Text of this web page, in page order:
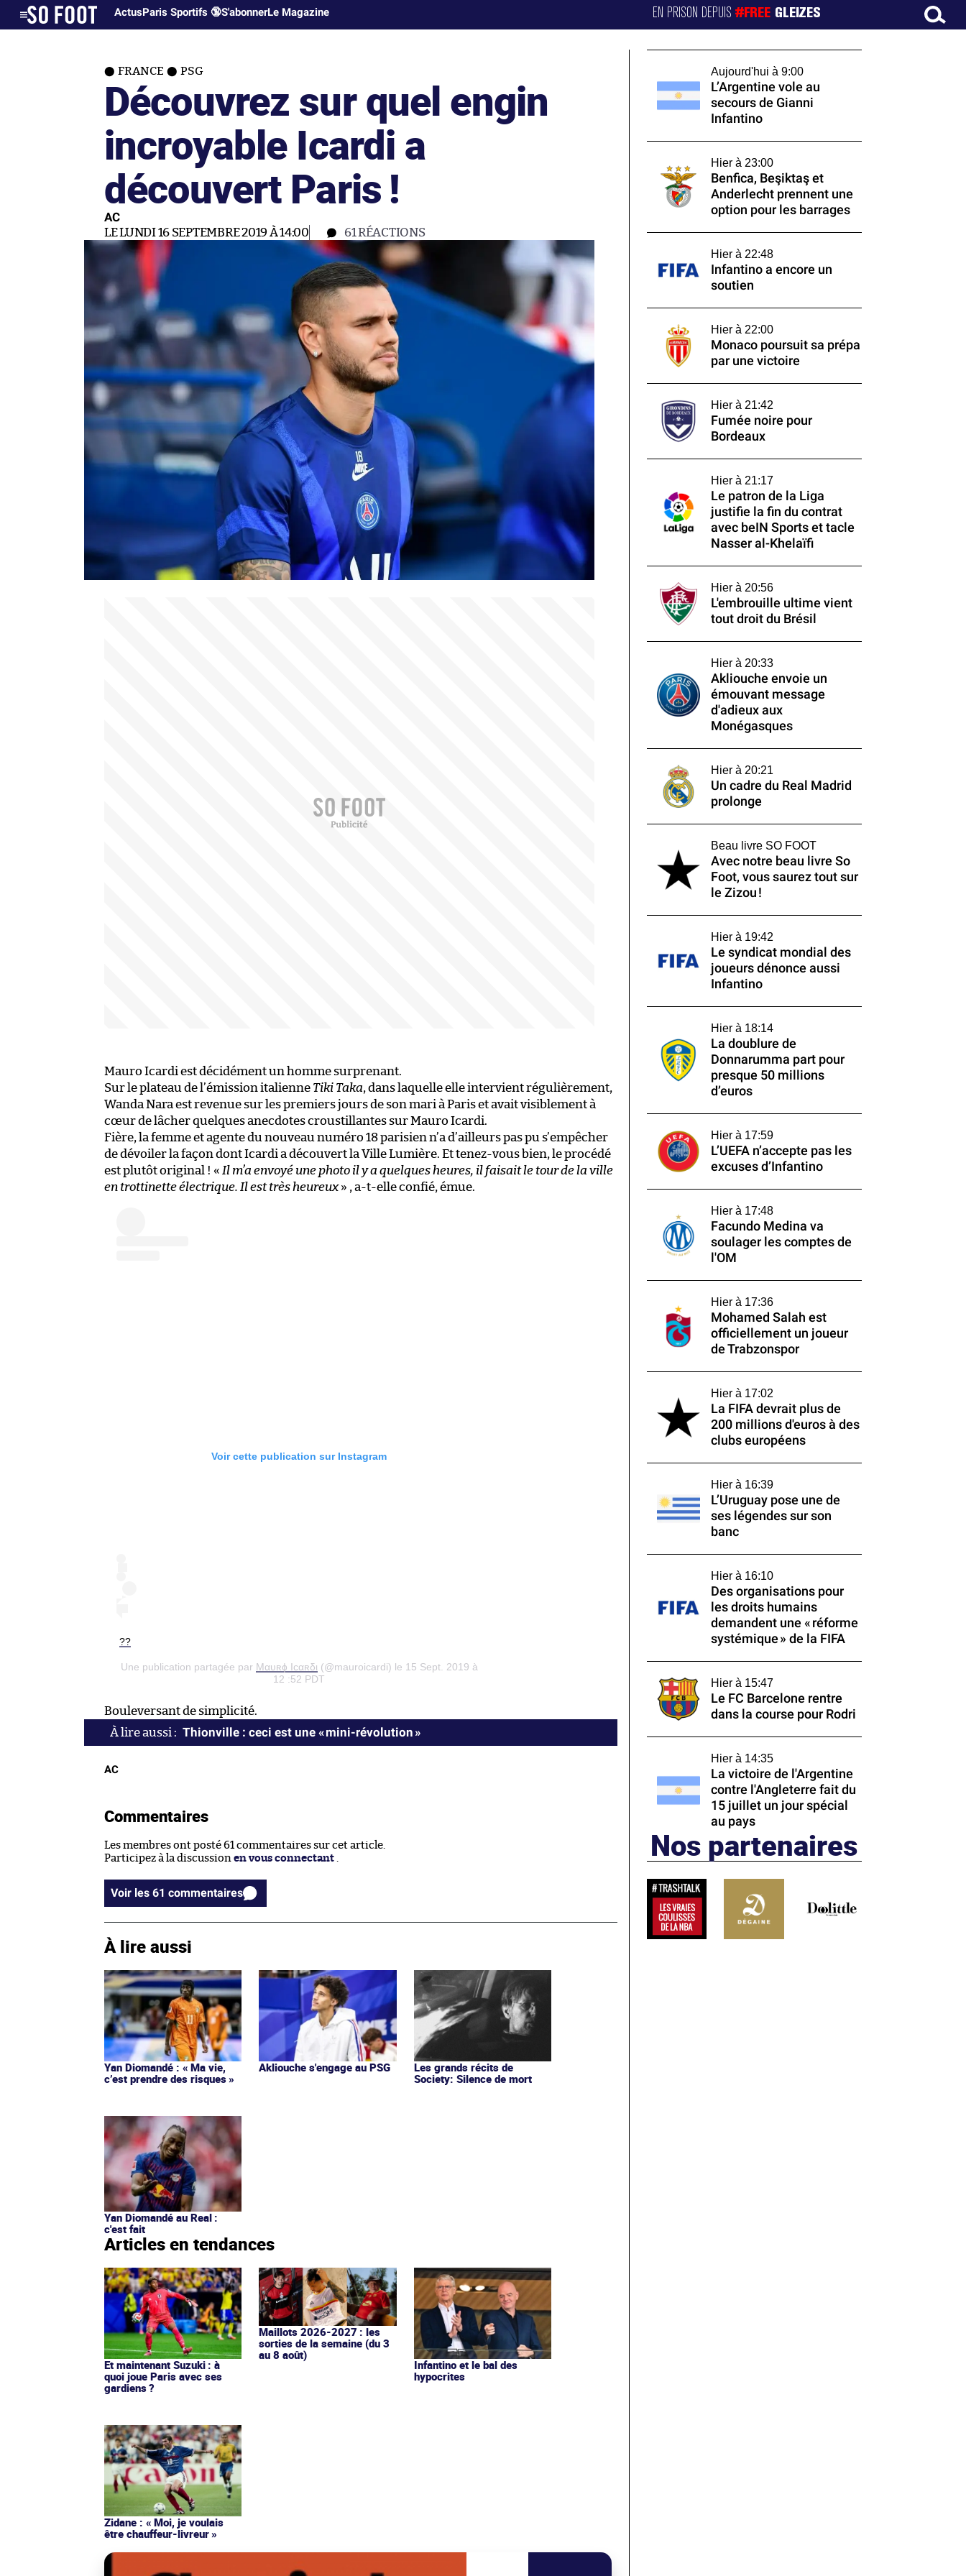
ActusParis Sportifs 🔞S'abonnerLe Magazine EN PRISON DEPUIS#FREE GLEIZES
FRANCE PSG
Découvrez sur quel engin
incroyable Icardi a
découvert Paris !
AC
LE LUNDI 16 SEPTEMBRE 2019 À 14:00 61RÉACTIONS
Mauro Icardi est décidément un homme surprenant.
Sur le plateau de l’émission italienne Tiki Taka, dans laquelle elle intervient régulièrement,
Wanda Nara est revenue sur les premiers jours de son mari à Paris et avait visiblement à
cœur de lâcher quelques anecdotes croustillantes sur Mauro Icardi.
Fière, la femme et agente du nouveau numéro 18 parisien n’a d’ailleurs pas pu s’empêcher
de dévoiler la façon dont Icardi a découvert la Ville Lumière. Et tenez-vous bien, le procédé
est plutôt original ! « Il m’a envoyé une photo il y a quelques heures, il faisait le tour de la ville
en trottinette électrique. Il est très heureux» , a-t-elle confié, émue.
Voir cette publication sur Instagram
??
Une publication partagée par Μαυʀɸ Iϲαʀδι (@mauroicardi) le 15 Sept. 2019 à
12 :52 PDT
Bouleversant de simplicité.
Thionville : ceci est une « mini-révolution »
AC
Commentaires
Les membres ont posté 61 commentaires sur cet article.
Participez à la discussion en vous connectant
Voir les 61 commentaires
À lire aussi
Yan Diomandé : « Ma vie,
c’est prendre des risques »
Akliouche s'engage au PSG
Les grands récits de
Society: Silence de mort
Yan Diomandé au Real :
c'est fait
Articles en tendances
Et maintenant Suzuki : à
quoi joue Paris avec ses
gardiens ?
Maillots 2026-2027 : les
sorties de la semaine (du 3
au 8 août)
Infantino et le bal des
hypocrites
Zidane : « Moi, je voulais
être chauffeur-livreur »
Aujourd'hui à 9:00
L’Argentine vole au
secours de Gianni
Infantino
Hier à 23:00
Benfica, Beşiktaş et
Anderlecht prennent une
option pour les barrages
Hier à 22:48
Infantino a encore un
soutien
Hier à 22:00
Monaco poursuit sa prépa
par une victoire
Hier à 21:42
Fumée noire pour
Bordeaux
Hier à 21:17
Le patron de la Liga
justifie la fin du contrat
avec beIN Sports et tacle
Nasser al-Khelaïfi
Hier à 20:56
L'embrouille ultime vient
tout droit du Brésil
Hier à 20:33
Akliouche envoie un
émouvant message
d'adieux aux
Monégasques
Hier à 20:21
Un cadre du Real Madrid
prolonge
Beau livre SO FOOT
Avec notre beau livre So
Foot, vous saurez tout sur
le Zizou !
Hier à 19:42
Le syndicat mondial des
joueurs dénonce aussi
Infantino
Hier à 18:14
La doublure de
Donnarumma part pour
presque 50 millions
d’euros
Hier à 17:59
L’UEFA n’accepte pas les
excuses d’Infantino
Hier à 17:48
Facundo Medina va
soulager les comptes de
l'OM
Hier à 17:36
Mohamed Salah est
officiellement un joueur
de Trabzonspor
Hier à 17:02
La FIFA devrait plus de
200 millions d'euros à des
clubs européens
Hier à 16:39
L’Uruguay pose une de
ses légendes sur son
banc
Hier à 16:10
Des organisations pour
les droits humains
demandent une « réforme
systémique » de la FIFA
Hier à 15:47
Le FC Barcelone rentre
dans la course pour Rodri
Hier à 14:35
La victoire de l'Argentine
contre l'Angleterre fait du
15 juillet un jour spécial
au pays
Nos partenaires